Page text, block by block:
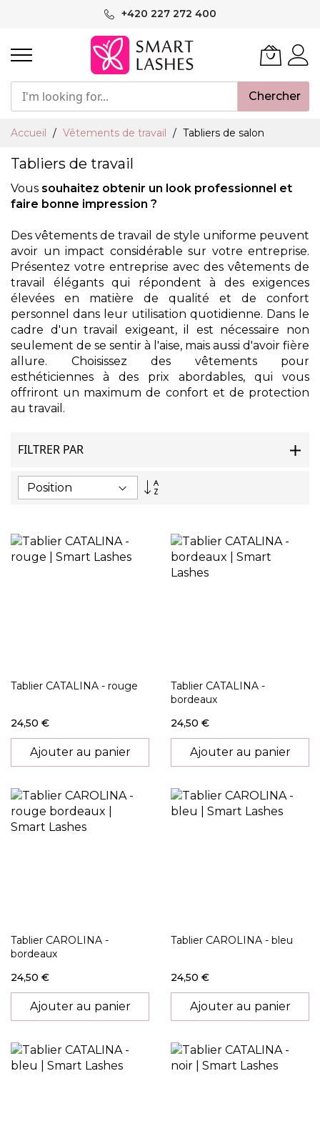
+420 227 272 400
Chercher
Accueil Vêtements de travail Tabliers de salon
Tabliers de travail
Vous souhaitez obtenir un look professionnel et
faire bonne impression ?
Des vêtements de travail de style uniforme peuvent
avoir un impact considérable sur votre entreprise.
Présentez votre entreprise avec des vêtements de
travail élégants qui répondent à des exigences
élevées en matière de qualité et de confort
personnel dans leur utilisation quotidienne. Dans le
cadre d'un travail exigeant, il est nécessaire non
seulement de se sentir à l'aise, mais aussi d'avoir fière
allure. Choisissez des vêtements pour
esthéticiennes à des prix abordables, qui vous
offriront un maximum de confort et de protection
au travail.
FILTRER PAR
Par
Tablier CATALINA - rouge
24,50 €
Ajouter au panier
Tablier CATALINA -
bordeaux
24,50 €
Ajouter au panier
Tablier CAROLINA -
bordeaux
24,50 €
Ajouter au panier
Tablier CAROLINA - bleu
24,50 €
Ajouter au panier